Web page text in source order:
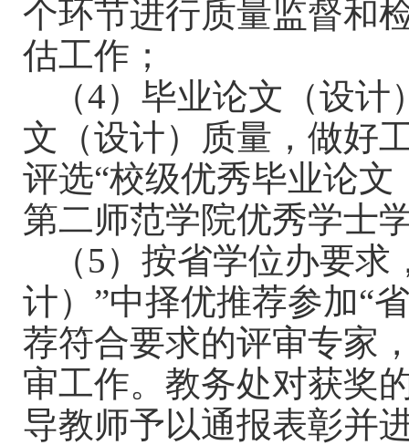
个环节进行质量监督和
估工作；
（4）毕业论文（设计
文（设计）质量，做好
评选“校级优秀毕业论文
第二师范学院优秀学士
（5）按省学位办要求
计） ”中择优推荐参加“
荐符合要求的评审专家
审工作。教务处对获奖
导教师予以通报表彰并